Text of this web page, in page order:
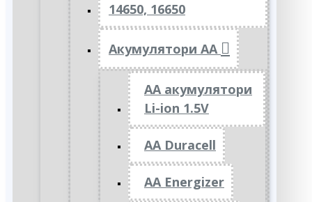
14650, 16650
Акумулятори АА
AA акумулятори
Li-ion 1.5V
AA Duracell
AA Energizer